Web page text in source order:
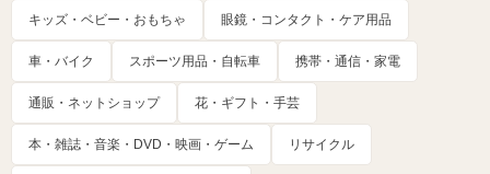
キッズ・ベビー・おもちゃ 眼鏡・コンタクト・ケア用品
車・バイク スポーツ用品・自転車 携帯・通信・家電
通販・ネットショップ 花・ギフト・手芸
本・雑誌・音楽・DVD・映画・ゲーム リサイクル